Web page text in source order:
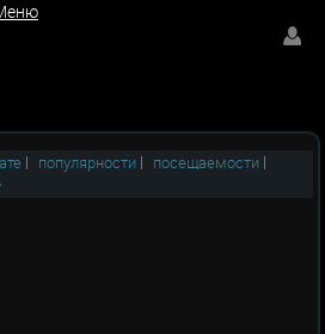
| популярности | посещаемости |